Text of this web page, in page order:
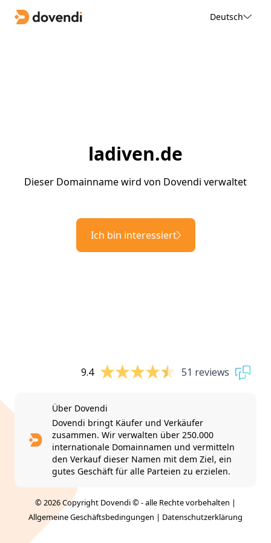
Deutsch
ladiven.de
Dieser Domainname wird von Dovendi verwaltet
Ich bin interessiert
9.4 51 reviews
Über Dovendi
Dovendi bringt Käufer und Verkäufer
zusammen. Wir verwalten über 250.000
internationale Domainnamen und vermitteln
den Verkauf dieser Namen mit dem Ziel, ein
gutes Geschäft für alle Parteien zu erzielen.
© 2026 Copyright Dovendi © - alle Rechte vorbehalten |
Allgemeine Geschäftsbedingungen | Datenschutzerklärung